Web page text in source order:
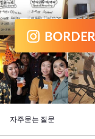
자주묻는 질문